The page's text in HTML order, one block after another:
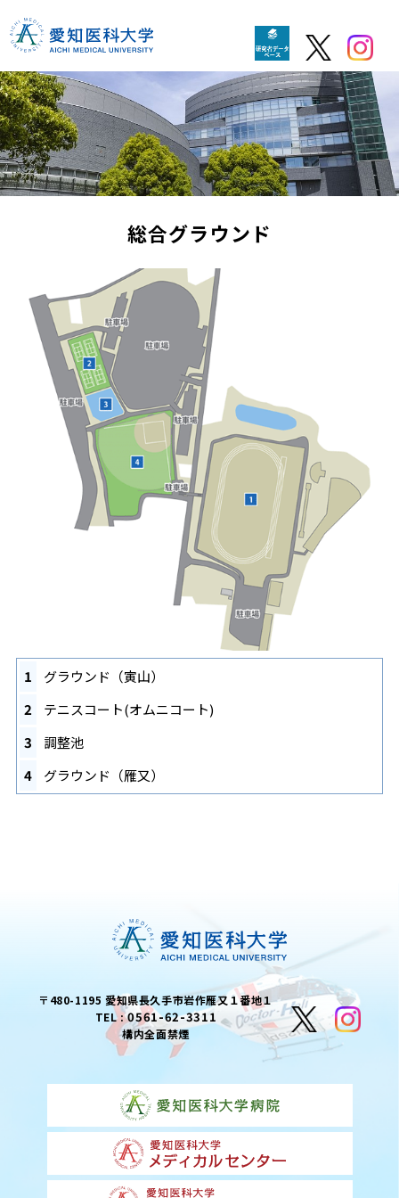
総合グラウンド
1
グラウンド（寅山）
2
テニスコート(オムニコート)
3
調整池
4
グラウンド（雁又）
〒480-1195 愛知県長久手市岩作雁又１番地１
TEL :0561-62-3311
構内全面禁煙